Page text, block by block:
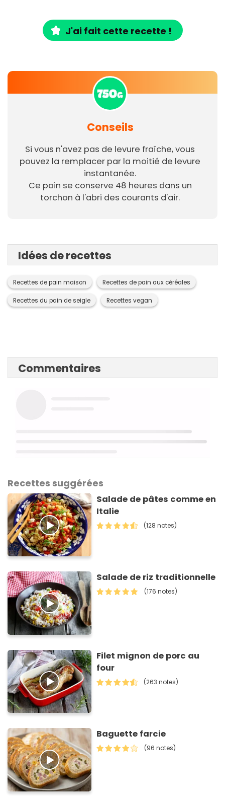
J'ai fait cette recette !
Conseils
Si vous n'avez pas de levure fraîche, vous
pouvez la remplacer par la moitié de levure
instantanée.
Ce pain se conserve 48 heures dans un
torchon à l'abri des courants d'air.
Idées de recettes
Recettes de pain maison Recettes de pain aux céréales
Recettes du pain de seigle Recettes vegan
Commentaires
Recettes suggérées
Salade de pâtes comme en
Italie
(128 notes)
Salade de riz traditionnelle
(176 notes)
Filet mignon de porc au
four
(263 notes)
Baguette farcie
(96 notes)